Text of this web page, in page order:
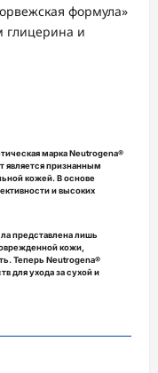
формула»
глицерина и
марка Neutrogena®
является признанным
кожей. В основе
и высоких
представлена лишь
кожи,
Теперь Neutrogena®
для ухода за сухой и